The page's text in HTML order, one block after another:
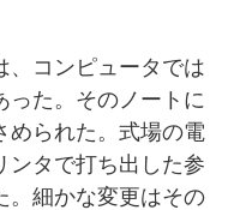
、コンピュータでは
った。そのノートに
められた。式場の電
ンタで打ち出した参
。細かな変更はその